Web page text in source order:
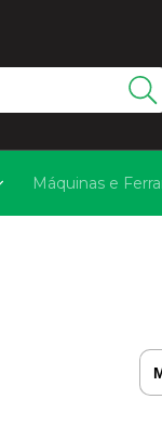
Máquinas e